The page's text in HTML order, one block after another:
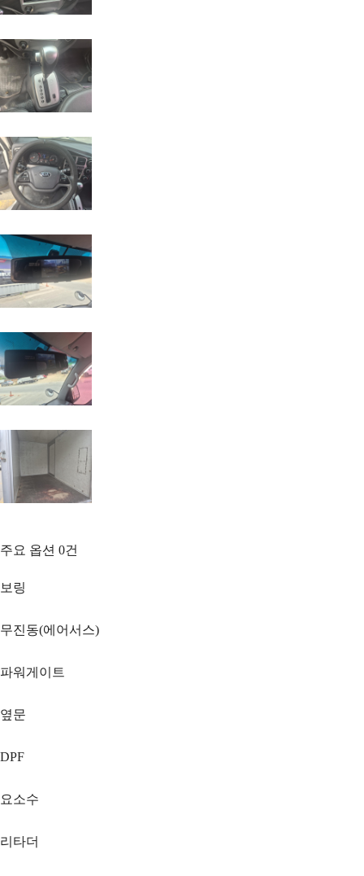
주요 옵션 0건
보링
무진동(에어서스)
파워게이트
옆문
DPF
요소수
리타더